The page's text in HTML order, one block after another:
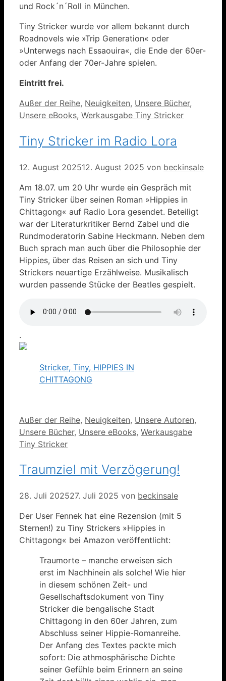
und Rock´n´Roll in München.
Tiny Stricker wurde vor allem bekannt durch
Roadnovels wie »Trip Generation« oder
»Unterwegs nach Essaouira«, die Ende der 60er-
oder Anfang der 70er-Jahre spielen.
Eintritt frei.
Kategorien
Außer der Reihe, Neuigkeiten, Unsere Bücher,
Unsere eBooks, Werkausgabe Tiny Stricker
Tiny Stricker im Radio Lora
12. August 202512. August 2025 von beckinsale
Am 18.07. um 20 Uhr wurde ein Gespräch mit
Tiny Stricker über seinen Roman »Hippies in
Chittagong« auf Radio Lora gesendet. Beteiligt
war der Literaturkritiker Bernd Zabel und die
Rundmoderatorin Sabine Heckmann. Neben dem
Buch sprach man auch über die Philosophie der
Hippies, über das Reisen an sich und Tiny
Strickers neuartige Erzählweise. Musikalisch
wurden passende Stücke der Beatles gespielt.
.
Stricker, Tiny, HIPPIES IN
CHITTAGONG
Kategorien
Außer der Reihe, Neuigkeiten, Unsere Autoren,
Unsere Bücher, Unsere eBooks, Werkausgabe
Tiny Stricker
Traumziel mit Verzögerung!
28. Juli 202527. Juli 2025 von beckinsale
Der User Fennek hat eine Rezension (mit 5
Sternen!) zu Tiny Strickers »Hippies in
Chittagong« bei Amazon veröffentlicht:
Traumorte – manche erweisen sich
erst im Nachhinein als solche! Wie hier
in diesem schönen Zeit- und
Gesellschaftsdokument von Tiny
Stricker die bengalische Stadt
Chittagong in den 60er Jahren, zum
Abschluss seiner Hippie-Romanreihe.
Der Anfang des Textes packte mich
sofort: Die athmosphärische Dichte
seiner Gefühle beim Erinnern an seine